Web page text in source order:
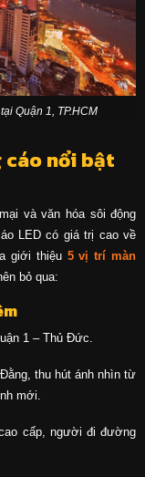
Quận 1, TP.HCM
cáo nổi bật
và văn hóa sôi động
LED có giá trị cao về
giới thiệu 5 vị trí màn
bỏ qua:
1 – Thủ Đức.
thu hút ánh nhìn từ
mới.
cấp, người đi đường